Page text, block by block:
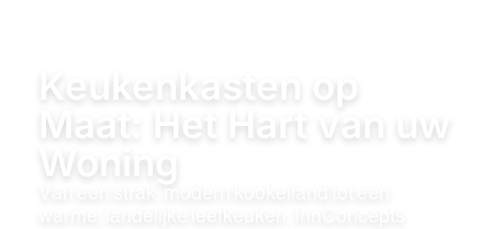
Keukenkasten op
Maat: Het Hart van uw
Woning